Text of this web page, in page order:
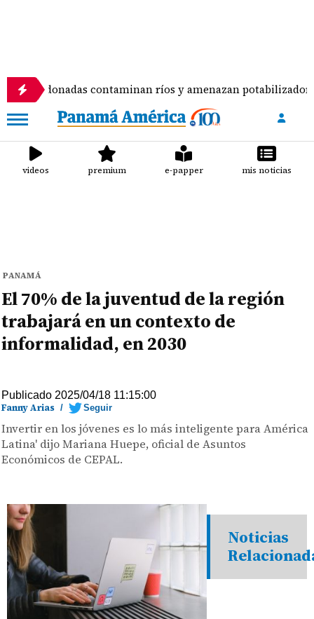
contaminan ríos y amenazan potabilizadora en La
videos premium e-papper mis noticias
PANAMÁ
El 70% de la juventud de la región
trabajará en un contexto de
informalidad, en 2030
Publicado 2025/04/18 11:15:00
Fanny Arias / Seguir
Invertir en los jóvenes es lo más inteligente para América
Latina' dijo Mariana Huepe, oficial de Asuntos
Económicos de CEPAL.
Noticias